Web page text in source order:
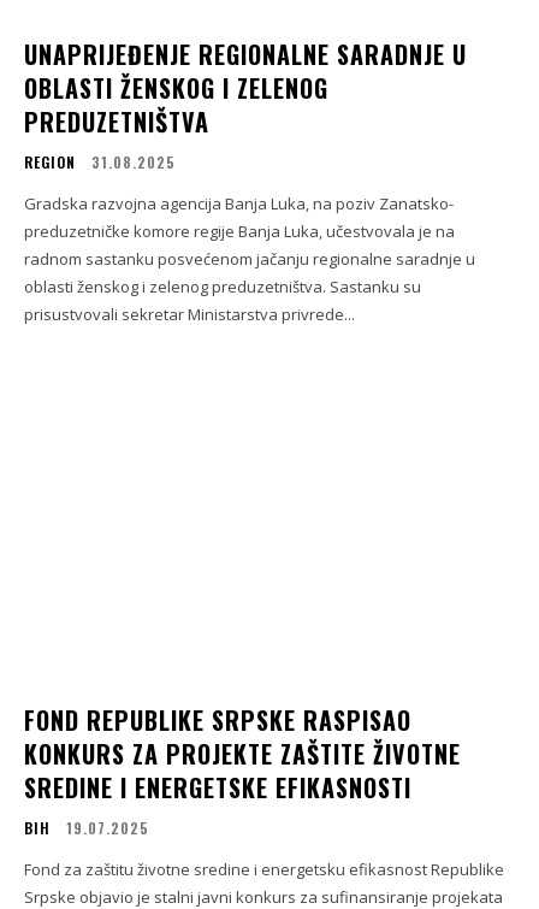
UNAPRIJEĐENJE REGIONALNE SARADNJE U
OBLASTI ŽENSKOG I ZELENOG
PREDUZETNIŠTVA
REGION 31.08.2025
Gradska razvojna agencija Banja Luka, na poziv Zanatsko-
preduzetničke komore regije Banja Luka, učestvovala je na
radnom sastanku posvećenom jačanju regionalne saradnje u
oblasti ženskog i zelenog preduzetništva. Sastanku su
prisustvovali sekretar Ministarstva privrede...
FOND REPUBLIKE SRPSKE RASPISAO
KONKURS ZA PROJEKTE ZAŠTITE ŽIVOTNE
SREDINE I ENERGETSKE EFIKASNOSTI
BIH 19.07.2025
Fond za zaštitu životne sredine i energetsku efikasnost Republike
Srpske objavio je stalni javni konkurs za sufinansiranje projekata